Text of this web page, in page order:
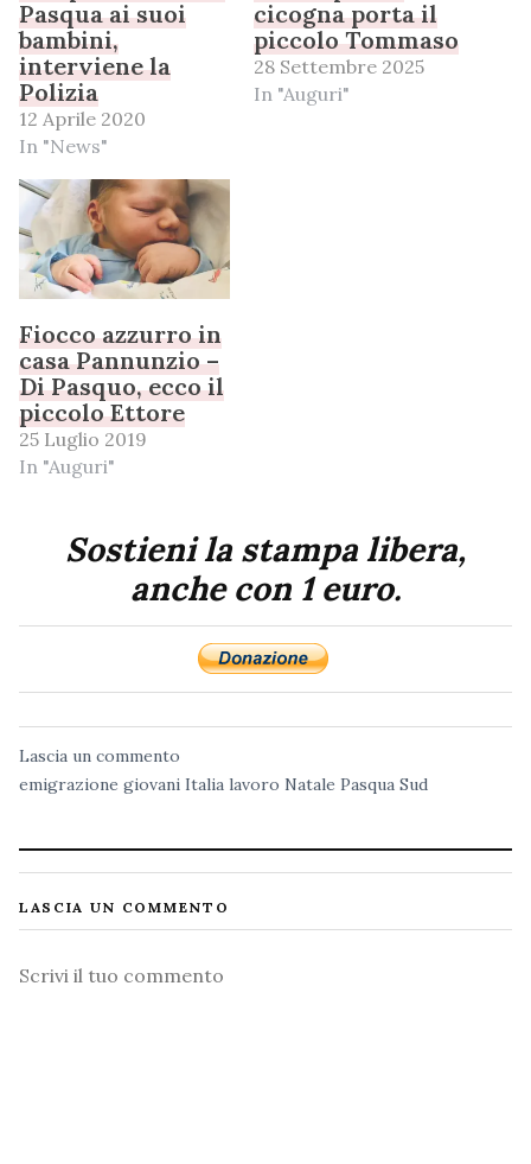
Pasqua ai suoi
bambini,
interviene la
Polizia
12 Aprile 2020
In "News"
cicogna porta il
piccolo Tommaso
28 Settembre 2025
In "Auguri"
Fiocco azzurro in
casa Pannunzio –
Di Pasquo, ecco il
piccolo Ettore
25 Luglio 2019
In "Auguri"
Sostieni la stampa libera,
anche con 1 euro.
Lascia un commento
emigrazione giovani Italia lavoro Natale Pasqua Sud
LASCIA UN COMMENTO
Commento